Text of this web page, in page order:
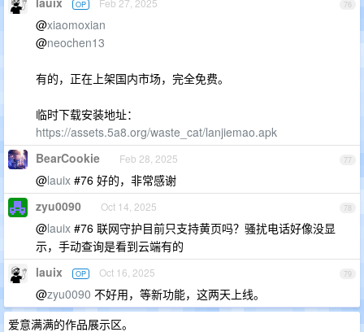
76
OP Feb 27, 2025
@xiaomoxian
@neochen13
有的，正在上架国内市场，完全免费。
临时下载安装地址：
https://assets.5a8.org/waste_cat/lanjiemao.apk
77
BearCookie Feb 28, 2025
@lauix #76 好的，非常感谢
78
zyu0090 Oct 14, 2025
@lauix #76 联网守护目前只支持黄页吗？骚扰电话好像没显
示，手动查询是看到云端有的
79
lauix OP Oct 16, 2025
@zyu0090 不好用，等新功能，这两天上线。
爱意满满的作品展示区。